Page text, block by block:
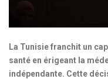
La Tunisie franchit un
santé en érigeant la
indépendante. Cette